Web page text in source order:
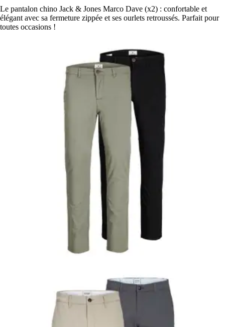
Le pantalon chino Jack & Jones Marco Dave (x2) : confortable et
élégant avec sa fermeture zippée et ses ourlets retroussés. Parfait pour
toutes occasions !